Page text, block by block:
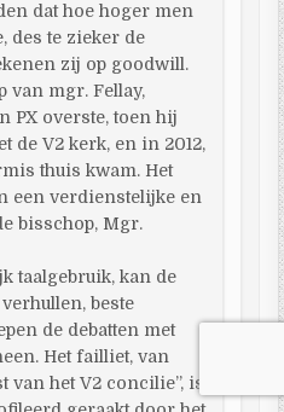
dat hoe hoger men
des te zieker de
zij op goodwill.
van mgr. Fellay,
PX overste, toen hij
de V2 kerk, en in 2012,
thuis kwam. Het
een verdienstelijke en
bisschop, Mgr.
taalgebruik, kan de
beste
de debatten met
Het failliet, van
van het V2 concilie”, is